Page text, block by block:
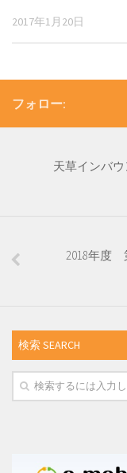
2017年1月20日
フォロー:
天草インバ
2018年度
検索 SEARCH